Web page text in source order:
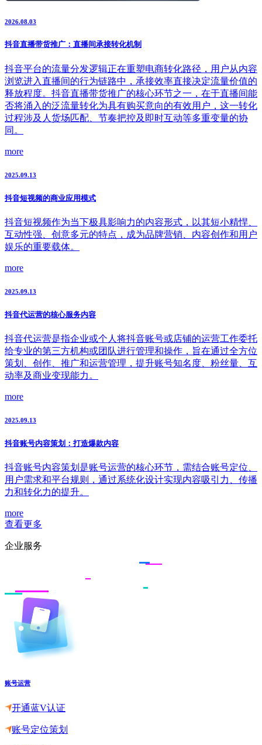
2026.08.03
抖音直播带货推广：直播间承接转化机制
抖音平台的流量分发逻辑正在重塑电商转化路径，用户从内容
浏览进入直播间的行为链路中，承接效率直接决定流量价值的
释放程度。抖音直播带货推广的核心环节之一，在于直播间能
否将涌入的泛流量转化为具有购买意向的有效用户，这一转化
过程涉及人货场匹配、节奏把控及即时互动等多重变量的协
同。
more
2025.09.13
抖音短视频的商业应用模式
抖音短视频作为当下极具影响力的内容形式，以其短小精悍、
互动性强、创意多元的特点，成为品牌营销、内容创作和用户
娱乐的重要载体。
more
2025.09.13
抖音代运营的核心服务内容
抖音代运营是指企业或个人将抖音账号或店铺的运营工作委托
给专业的第三方机构或团队进行管理和操作，旨在通过全方位
策划、创作、推广和运营管理，提升账号知名度、粉丝量、互
动率及商业变现能力。
more
2025.09.13
抖音账号内容策划：打造爆款内容
抖音账号内容策划是账号运营的核心环节，需结合账号定位、
用户需求和平台规则，通过系统化设计实现内容吸引力、传播
力和转化力的提升。
more
查看更多
企业服务
账号运营
开通蓝V认证
账号定位策划